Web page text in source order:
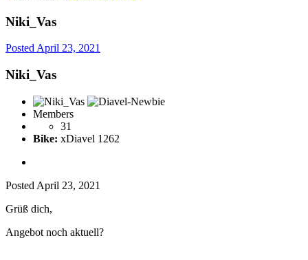
Niki_Vas
PostedApril 23, 2021
Niki_Vas
Members
31
Bike: xDiavel 1262
Posted April 23, 2021
Grüß dich,
Angebot noch aktuell?